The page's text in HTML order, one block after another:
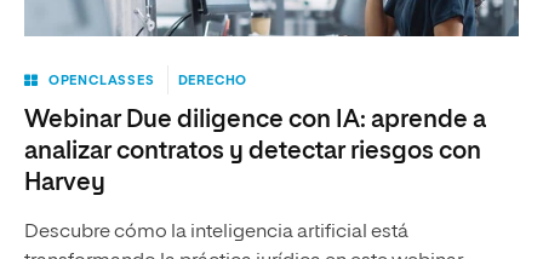
OPENCLASSES DERECHO
Webinar Due diligence con IA: aprende a
analizar contratos y detectar riesgos con
Harvey
Descubre cómo la inteligencia artificial está